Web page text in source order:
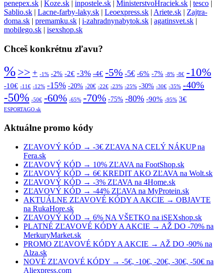
penepex.sk | Koze.sk | inpostele.sk | MinisterstvoHraciek.sk | tesco |
Sablio.sk | Lacne-farby-laky.sk | Leoexpress.sk | Ariete.sk | Zajtra-
doma.sk | premamku.sk | i-zahradnynabytok.sk | agatinsvet.sk |
mobilego.sk | isexshop.sk
Chceš konkrétnu zľavu?
%>> + -1% -2% -2€ -3% -4€ -5% -5€ -6% -7% -8% -8€ -10%
-10€ -11€ -12% -15% -20% -20€ -22€ -23% -25% -30% -30€ -35% -40%
-50% -50€ -60% -65% -70% -75% -80% -90% -95% 3€
ESPORTAGO.sk
Aktuálne promo kódy
ZĽAVOVÝ KÓD → -3€ ZĽAVA NA CELÝ NÁKUP na
Fera.sk
ZĽAVOVÝ KÓD → 10% ZĽAVA na FootShop.sk
ZĽAVOVÝ KÓD → 6€ KREDIT AKO ZĽAVA na Wolt.sk
ZĽAVOVÝ KÓD → -3% ZĽAVA na 4Home.sk
ZĽAVOVÝ KÓD → -44% ZĽAVA na MyProtein.sk
AKTUÁLNE ZĽAVOVÉ KÓDY A AKCIE → OBJAVTE
na RukaHore.sk
ZĽAVOVÝ KÓD → 6% NA VŠETKO na iSEXshop.sk
PLATNÉ ZĽAVOVÉ KÓDY A AKCIE → AŽ DO -70% na
MerkuryMarket.sk
PROMO ZĽAVOVÉ KÓDY A AKCIE → AŽ DO -90% na
Alza.sk
NOVÉ ZĽAVOVÉ KÓDY → -5€, -10€, -20€, -30€, -50€ na
Aliexpress.com